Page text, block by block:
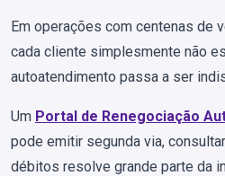
Em operações com centenas de
cada cliente simplesmente não
autoatendimento passa a ser
Um Portal de Renegociação
pode emitir segunda via,
débitos resolve grande parte da